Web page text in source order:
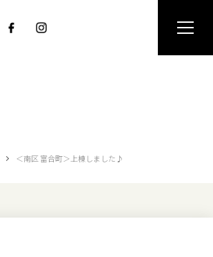
＜南区 富合町＞上棟しました♪